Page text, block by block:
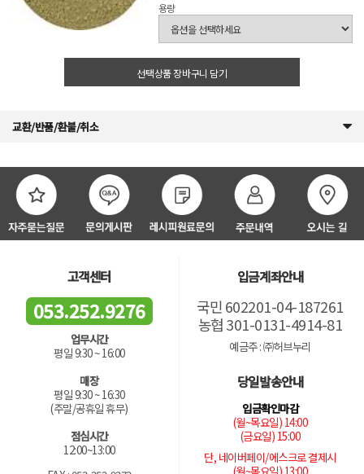
용량
선택상품 장바구니 담기
교환/반품/환불/취소
고객센터
053.252.9276
업무시간
평일 9:30 ~ 16:00
매장
평일 9:30 ~ 16:30
(주말/공휴일 휴무)
점심시간
12:00~13:00
입금계좌안내
국민 602201-04-187261
농협 301-0131-4914-81
예금주 : ㈜허브누리
당일발송안내
입금확인마감
(월~목요일) 14:00
(금요일) 15:00
단, 네이버페이/에스크로 결제시